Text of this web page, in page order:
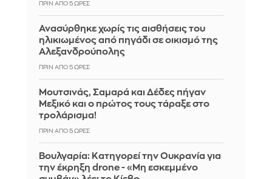
ΠΡΙΝ ΑΠΌ 5 ΏΡΕΣ
Ανασύρθηκε χωρίς τις αισθήσεις του
ηλικιωμένος από πηγάδι σε οικισμό της
Αλεξανδρούπολης
ΠΡΙΝ ΑΠΌ 5 ΏΡΕΣ
Μουτσινάς, Σαμαρά και Δέδες πήγαν
Μεξικό και ο πρώτος τους τάραξε στο
τρολάρισμα!
ΠΡΙΝ ΑΠΌ 5 ΏΡΕΣ
Βουλγαρία: Κατηγορεί την Ουκρανία για
την έκρηξη drone - «Μη εσκεμμένο